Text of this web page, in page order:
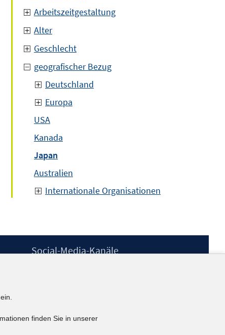
Arbeitszeitgestaltung
Alter
Geschlecht
geografischer Bezug
Deutschland
Europa
USA
Kanada
Japan
Australien
Internationale Organisationen
Social-Media-Kanäle
kununu
finden Sie in unserer